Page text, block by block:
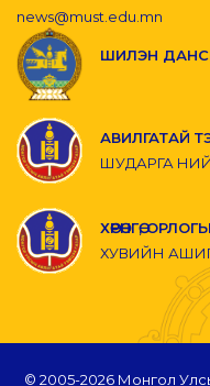
news@must.edu.mn
ШИЛЭН
АВИЛГАТАЙ
ШУДАРГА
ХӨРӨНГӨ,
ХУВИЙН
© 2005-2026 Монгол